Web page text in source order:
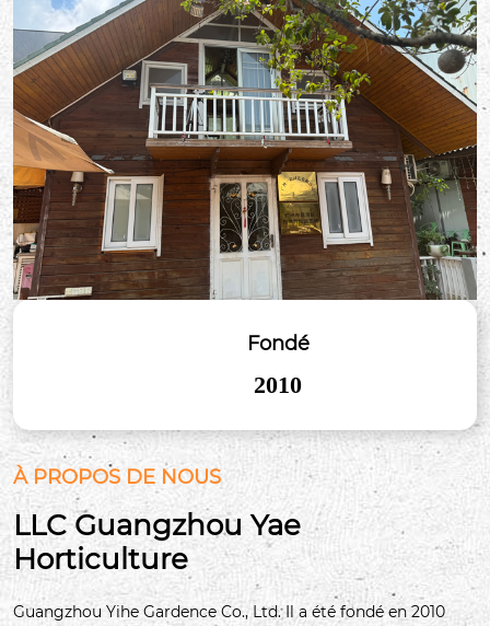
Fondé
2010
À PROPOS DE NOUS
LLC Guangzhou Yae
Horticulture
Guangzhou Yihe Gardence Co., Ltd. Il a été fondé en 2010